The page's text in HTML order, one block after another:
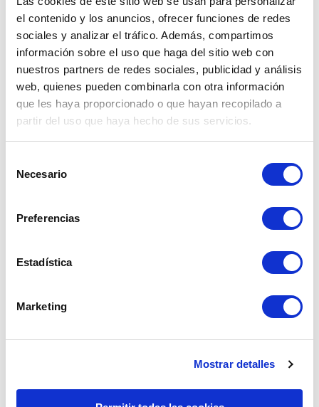
el contenido y los anuncios, ofrecer funciones de redes
sociales y analizar el tráfico. Además, compartimos
información sobre el uso que haga del sitio web con
nuestros partners de redes sociales, publicidad y análisis
web, quienes pueden combinarla con otra información
que les haya proporcionado o que hayan recopilado a
partir del uso que haya hecho de sus servicios.
Necesario
Preferencias
Estadística
Marketing
Mostrar detalles
impulsado por un
dato de inflación en EE.UU.
y por la creciente
internacional estuvo marcado por tensiones
geopolíticas y reacciones positivas en Wall
Street tras un fallo judicial que redujo la